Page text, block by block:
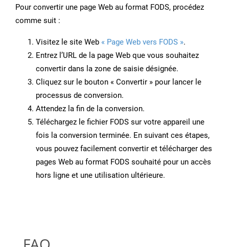
Pour convertir une page Web au format FODS, procédez
comme suit :
Visitez le site Web « Page Web vers FODS ».
Entrez l’URL de la page Web que vous souhaitez
convertir dans la zone de saisie désignée.
Cliquez sur le bouton « Convertir » pour lancer le
processus de conversion.
Attendez la fin de la conversion.
Téléchargez le fichier FODS sur votre appareil une
fois la conversion terminée. En suivant ces étapes,
vous pouvez facilement convertir et télécharger des
pages Web au format FODS souhaité pour un accès
hors ligne et une utilisation ultérieure.